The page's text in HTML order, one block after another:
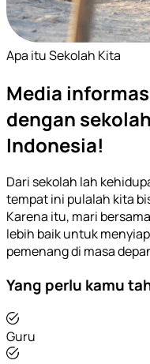
Apa itu Sekolah Kita
Media
dengan
Indonesia!
Dari sekolah lah
tempat ini pulalah kita
Karena itu, mari
lebih baik untuk
pemenang di masa
Yang perlu kamu
Guru